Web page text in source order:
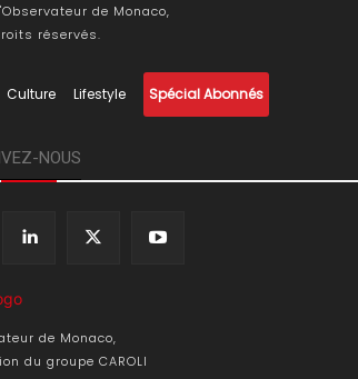
de Monaco,
réservés.
Culture Lifestyle Spécial Abonnés
NOUS
de Monaco,
du groupe CAROLI